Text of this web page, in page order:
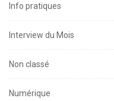
Info pratiques
Interview du Mois
Non classé
Numérique